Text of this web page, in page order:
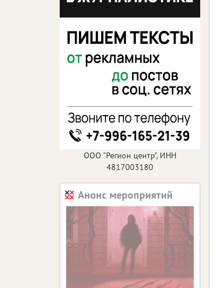
ООО "Регион центр", ИНН
4817003180
Анонс мероприятий